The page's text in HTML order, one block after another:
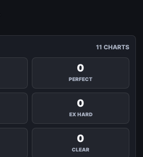
11 CHARTS
0
PERFECT
0
EX HARD
0
CLEAR